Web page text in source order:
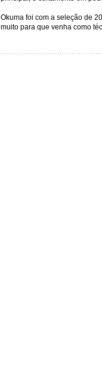
Okuma foi com a seleção de
muito para que venha como